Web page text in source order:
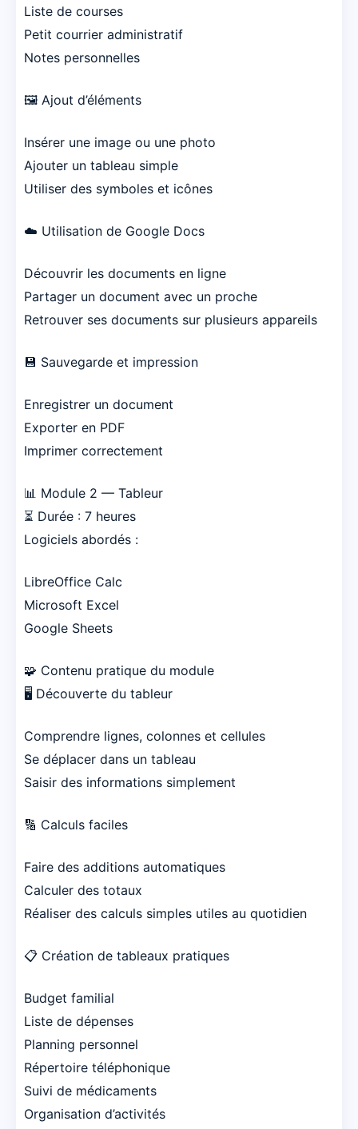
Liste de courses
Petit courrier administratif
Notes personnelles
🖼️ Ajout d’éléments
Insérer une image ou une photo
Ajouter un tableau simple
Utiliser des symboles et icônes
☁️ Utilisation de Google Docs
Découvrir les documents en ligne
Partager un document avec un proche
Retrouver ses documents sur plusieurs appareils
💾 Sauvegarde et impression
Enregistrer un document
Exporter en PDF
Imprimer correctement
📊 Module 2 — Tableur
⏳ Durée : 7 heures
Logiciels abordés :
LibreOffice Calc
Microsoft Excel
Google Sheets
🧩 Contenu pratique du module
🖥️ Découverte du tableur
Comprendre lignes, colonnes et cellules
Se déplacer dans un tableau
Saisir des informations simplement
🔢 Calculs faciles
Faire des additions automatiques
Calculer des totaux
Réaliser des calculs simples utiles au quotidien
📋 Création de tableaux pratiques
Budget familial
Liste de dépenses
Planning personnel
Répertoire téléphonique
Suivi de médicaments
Organisation d’activités